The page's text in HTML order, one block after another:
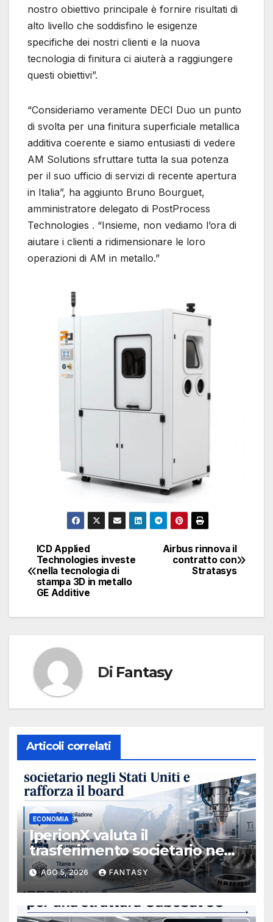
nostro obiettivo principale è fornire risultati di
alto livello che soddisfino le esigenze
specifiche dei nostri clienti e la nuova
tecnologia di finitura ci aiuterà a raggiungere
questi obiettivi”.
“Consideriamo veramente DECI Duo un punto
di svolta per una finitura superficiale metallica
additiva coerente e siamo entusiasti di vedere
AM Solutions sfruttare tutta la sua potenza
per il suo ufficio di servizi di recente apertura
in Italia”, ha aggiunto Bruno Bourguet,
amministratore delegato di PostProcess
Technologies . “Insieme, non vediamo l’ora di
aiutare i clienti a ridimensionare le loro
operazioni di AM in metallo.”
Navigazione
articoli
Airbus rinnova il
contratto con
Stratasys
ICD Applied
Technologies investe
nella tecnologia di
stampa 3D in metallo
GE Additive
Di Fantasy
Articoli correlati
ECONOMIA
IperionX valuta il
trasferimento societario negli
Stati Uniti e rafforza il board,
ha nominato Michael J.
Loparco amministratore
indipendente non esecutivo
AGO 5, 2026 FANTASY